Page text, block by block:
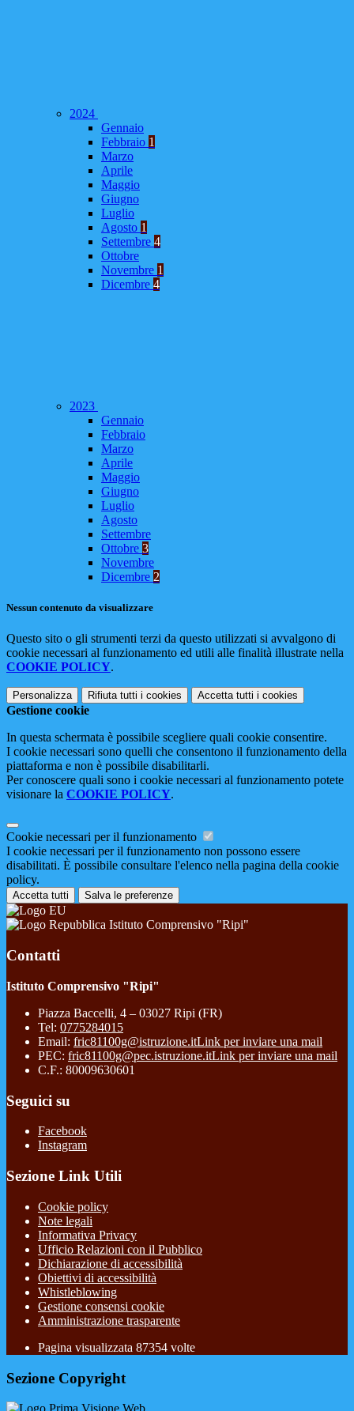
2024
Gennaio
Febbraio 1
Marzo
Aprile
Maggio
Giugno
Luglio
Agosto 1
Settembre 4
Ottobre
Novembre 1
Dicembre 4
2023
Gennaio
Febbraio
Marzo
Aprile
Maggio
Giugno
Luglio
Agosto
Settembre
Ottobre 3
Novembre
Dicembre 2
Nessun contenuto da visualizzare
Questo sito o gli strumenti terzi da questo utilizzati si avvalgono di
cookie necessari al funzionamento ed utili alle finalità illustrate nella
COOKIE POLICY.
Personalizza Rifiuta tutti i cookies Accetta tutti i cookies
Gestione cookie
In questa schermata è possibile scegliere quali cookie consentire.
I cookie necessari sono quelli che consentono il funzionamento della
piattaforma e non è possibile disabilitarli.
Per conoscere quali sono i cookie necessari al funzionamento potete
visionare la COOKIE POLICY.
Cookie necessari per il funzionamento
I cookie necessari per il funzionamento non possono essere
disabilitati. È possibile consultare l'elenco nella pagina della cookie
policy.
Accetta tutti Salva le preferenze
Istituto Comprensivo "Ripi"
Contatti
Istituto Comprensivo "Ripi"
Piazza Baccelli, 4 – 03027 Ripi (FR)
Tel: 0775284015
Email: fric81100g@istruzione.itLink per inviare una mail
PEC: fric81100g@pec.istruzione.itLink per inviare una mail
C.F.: 80009630601
Seguici su
Facebook
Instagram
Sezione Link Utili
Cookie policy
Note legali
Informativa Privacy
Ufficio Relazioni con il Pubblico
Dichiarazione di accessibilità
Obiettivi di accessibilità
Whistleblowing
Gestione consensi cookie
Amministrazione trasparente
Pagina visualizzata 87354 volte
Sezione Copyright